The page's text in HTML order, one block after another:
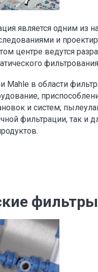
является одним из
и
центре ведутся
Mahle в области
и систем;
фильтрации, так и